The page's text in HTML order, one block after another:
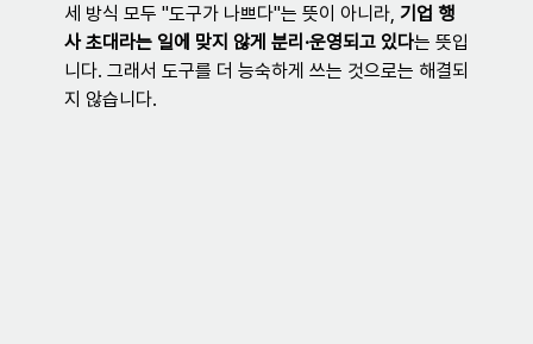
세 방식 모두 "도구가 나쁘다"는 뜻이 아니라, 기업 행
사 초대라는 일에 맞지 않게 분리·운영되고 있다는 뜻입
니다. 그래서 도구를 더 능숙하게 쓰는 것으로는 해결되
지 않습니다.